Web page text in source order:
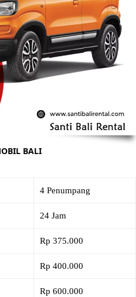
BALI
4 Penumpang
24 Jam
Rp 375.000
Rp 400.000
Rp 600.000